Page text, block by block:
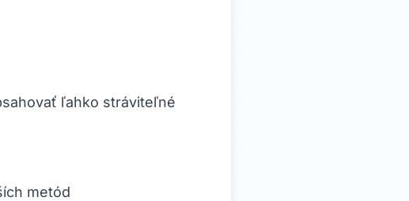
ľahko stráviteľné
metód